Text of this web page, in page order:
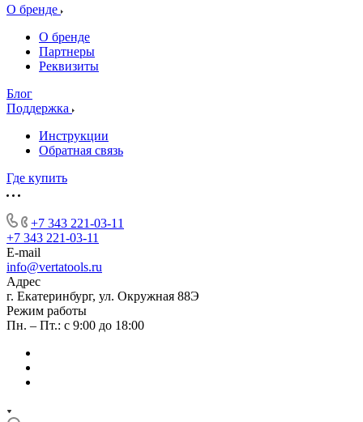
О бренде
О бренде
Партнеры
Реквизиты
Блог
Поддержка
Инструкции
Обратная связь
Где купить
+7 343 221-03-11
+7 343 221-03-11
E-mail
info@vertatools.ru
Адрес
г. Екатеринбург, ул. Окружная 88Э
Режим работы
Пн. – Пт.: с 9:00 до 18:00